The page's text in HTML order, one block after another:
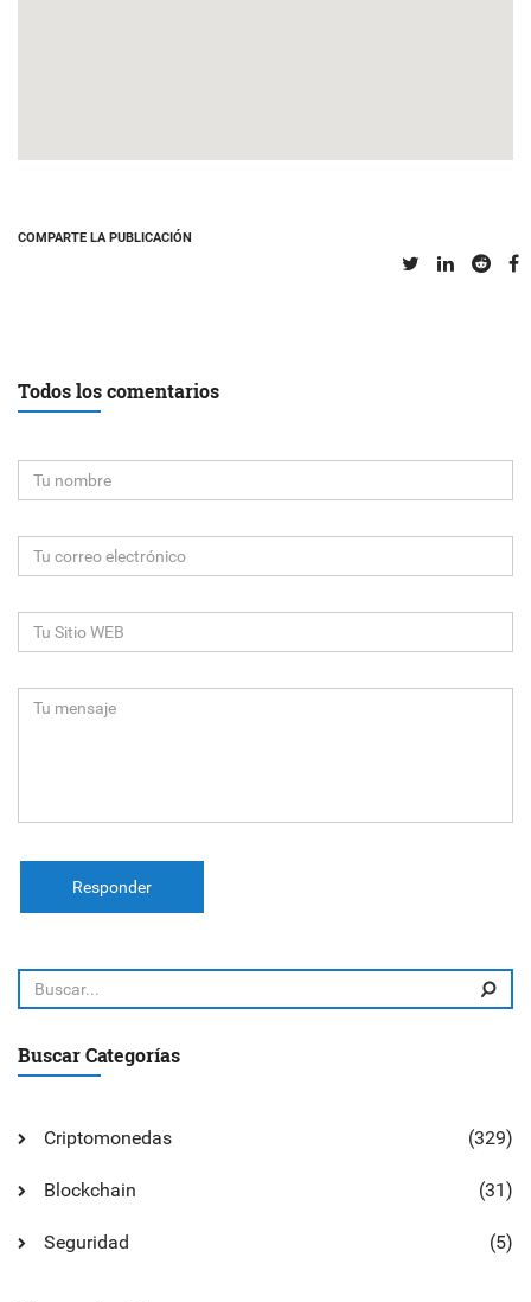
COMPARTE LA PUBLICACIÓN
Todos los comentarios
Responder
Buscar Categorías
Criptomonedas (329)
Blockchain (31)
Seguridad (5)